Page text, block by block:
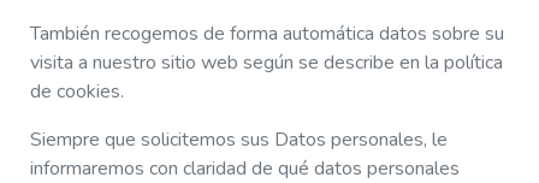
También recogemos de forma automática datos sobre su
visita a nuestro sitio web según se describe en la política
de cookies.
Siempre que solicitemos sus Datos personales, le
informaremos con claridad de qué datos personales